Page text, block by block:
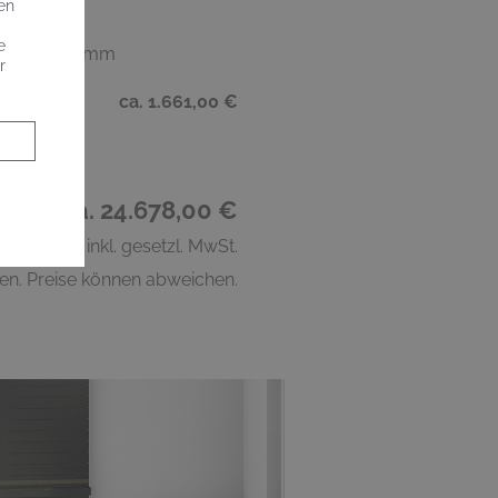
x T 50 mm
ca. 1.661,00 €
ca. 24.678,00 €
inkl. gesetzl. MwSt.
Preise können abweichen.